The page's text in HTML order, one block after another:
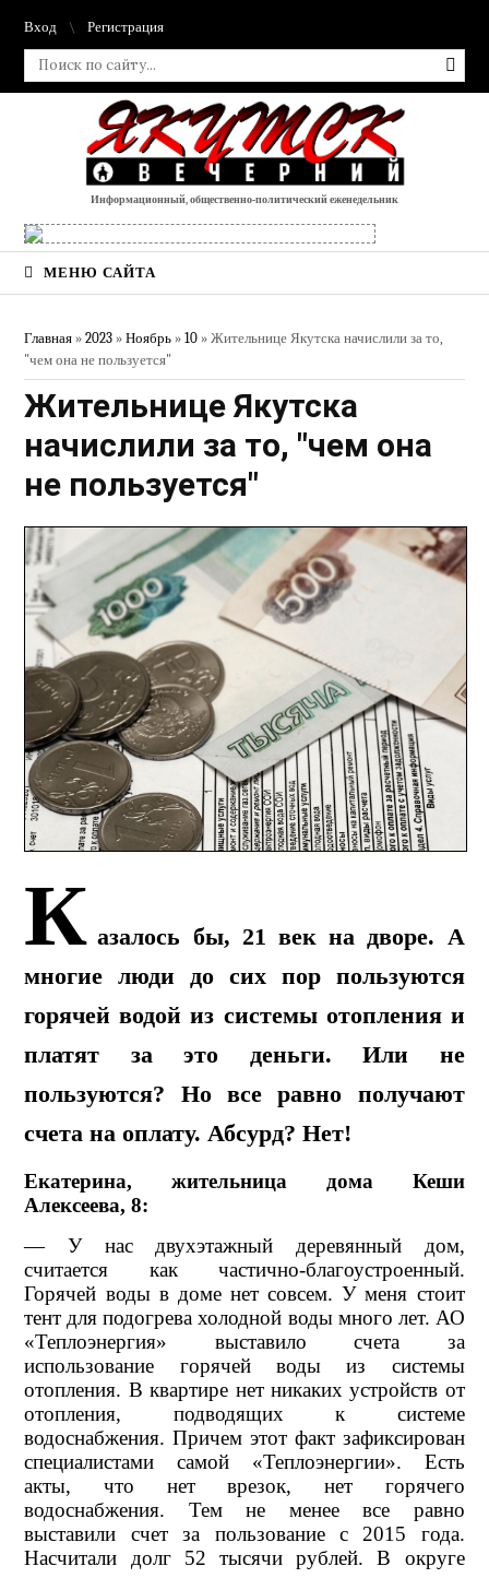
Вход Регистрация
Информационный, общественно-политический еженедельник
МЕНЮ САЙТА
Главная »2023 » Ноябрь » 10 » Жительнице Якутска начислили за то,
"чем она не пользуется"
Жительнице Якутска
начислили за то, "чем она
не пользуется"
К азалось бы, 21 век на дворе. А
многие люди до сих пор пользуются
горячей водой из системы отопления и
платят за это деньги. Или не
пользуются? Но все равно получают
счета на оплату. Абсурд? Нет!
Екатерина, жительница дома Кеши
Алексеева, 8:
— У нас двухэтажный деревянный дом,
считается как частично-благоустроенный.
Горячей воды в доме нет совсем. У меня стоит
тент для подогрева холодной воды много лет. АО
«Теплоэнергия» выставило счета за
использование горячей воды из системы
отопления. В квартире нет никаких устройств от
отопления, подводящих к системе
водоснабжения. Причем этот факт зафиксирован
специалистами самой «Теплоэнергии». Есть
акты, что нет врезок, нет горячего
водоснабжения. Тем не менее все равно
выставили счет за пользование с 2015 года.
Насчитали долг 52 тысячи рублей. В округе